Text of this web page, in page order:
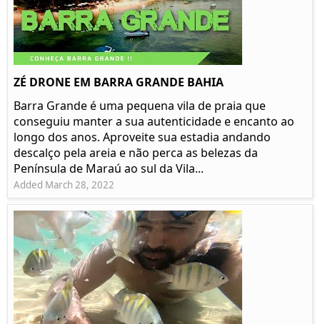
ZÉ DRONE EM BARRA GRANDE BAHIA
Barra Grande é uma pequena vila de praia que
conseguiu manter a sua autenticidade e encanto ao
longo dos anos. Aproveite sua estadia andando
descalço pela areia e não perca as belezas da
Península de Maraú ao sul da Vila...
Added March 28, 2022